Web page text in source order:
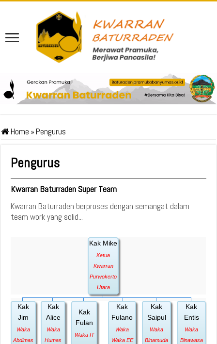
Home »Pengurus
Pengurus
Kwarran Baturraden Super Team
Kwarran Baturraden berproses dengan semangat dalam
team work yang solid...
Kak Mike
Ketua
Kwarran
Purwokerto
Utara
Kak
Jim
Waka
Abdimas
Kak
Alice
Waka
Humas
Kak
Fulan
Waka IT
Kak
Fulano
Waka
Waka EE
Kak
Saipul
Waka
Binamuda
Kak
Entis
Waka
Binawasa